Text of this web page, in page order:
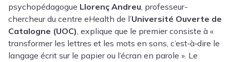
psychopédagogue Llorenç Andreu, professeur-
chercheur du centre eHealth de l’Université Ouverte de
Catalogne (UOC), explique que le premier consiste à «
transformer les lettres et les mots en sons, c’est‑à‑dire le
langage écrit sur le papier ou l’écran en parole ». Le